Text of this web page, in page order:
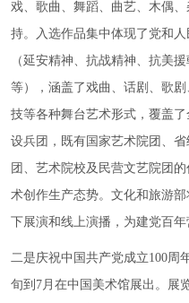
戏、歌曲、舞蹈、曲艺、木偶
持。入选作品集中体现了党和
（延安精神、抗战精神、抗美
等），涵盖了戏曲、话剧、歌
技等各种舞台艺术形式，覆盖
设兵团，既有国家艺术院团、
团、艺术院校及民营文艺院团
术创作生产态势。文化和旅游
下展演和线上演播，为建党百年
二是庆祝中国共产党成立100周
旬到7月在中国美术馆展出。展